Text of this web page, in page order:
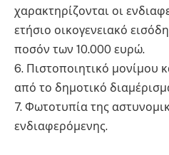
χαρακτηρίζονται οι
ετήσιο οικογενειακό
ποσόν των 10.000 ευρώ.
6. Πιστοποιητικό μονίμου
από το δημοτικό
7. Φωτοτυπία της
ενδιαφερόμενης.